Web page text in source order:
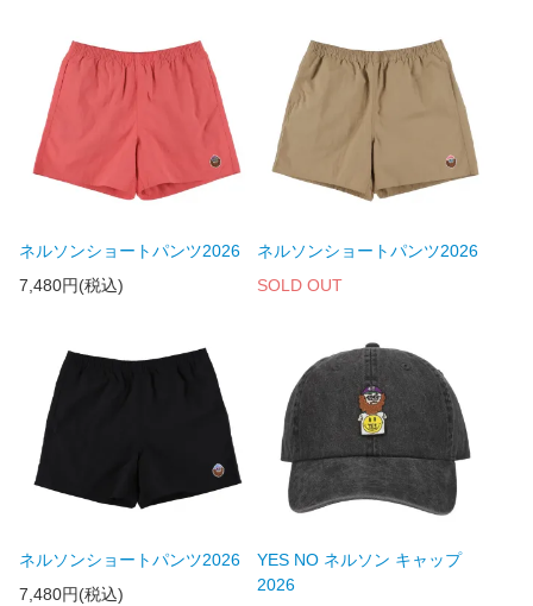
ネルソンショートパンツ2026
7,480円(税込)
ネルソンショートパンツ2026
SOLD OUT
ネルソンショートパンツ2026
7,480円(税込)
YES NO ネルソン キャップ
2026